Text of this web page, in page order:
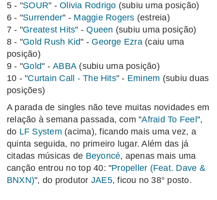
5 - "SOUR" -Olivia Rodrigo (subiu uma posição)
6 - "Surrender" - Maggie Rogers (estreia)
7 - "Greatest Hits" -Queen (subiu uma posição)
8 - "Gold Rush Kid" - George Ezra(caiu uma
posição)
9 - "Gold" -ABBA (subiu uma posição)
10 - "Curtain Call - The Hits" - Eminem (subiu duas
posições)
A parada de singles não teve muitas novidades em
relação à semana passada, com "Afraid To Feel ",
do LF System (acima), ficando mais uma vez, a
quinta seguida, no primeiro lugar. Além das já
citadas músicas de Beyoncé, apenas mais uma
canção entrou no top 40: "Propeller (Feat. Dave &
BNXN)", do produtor JAE5, ficou no 38° posto.